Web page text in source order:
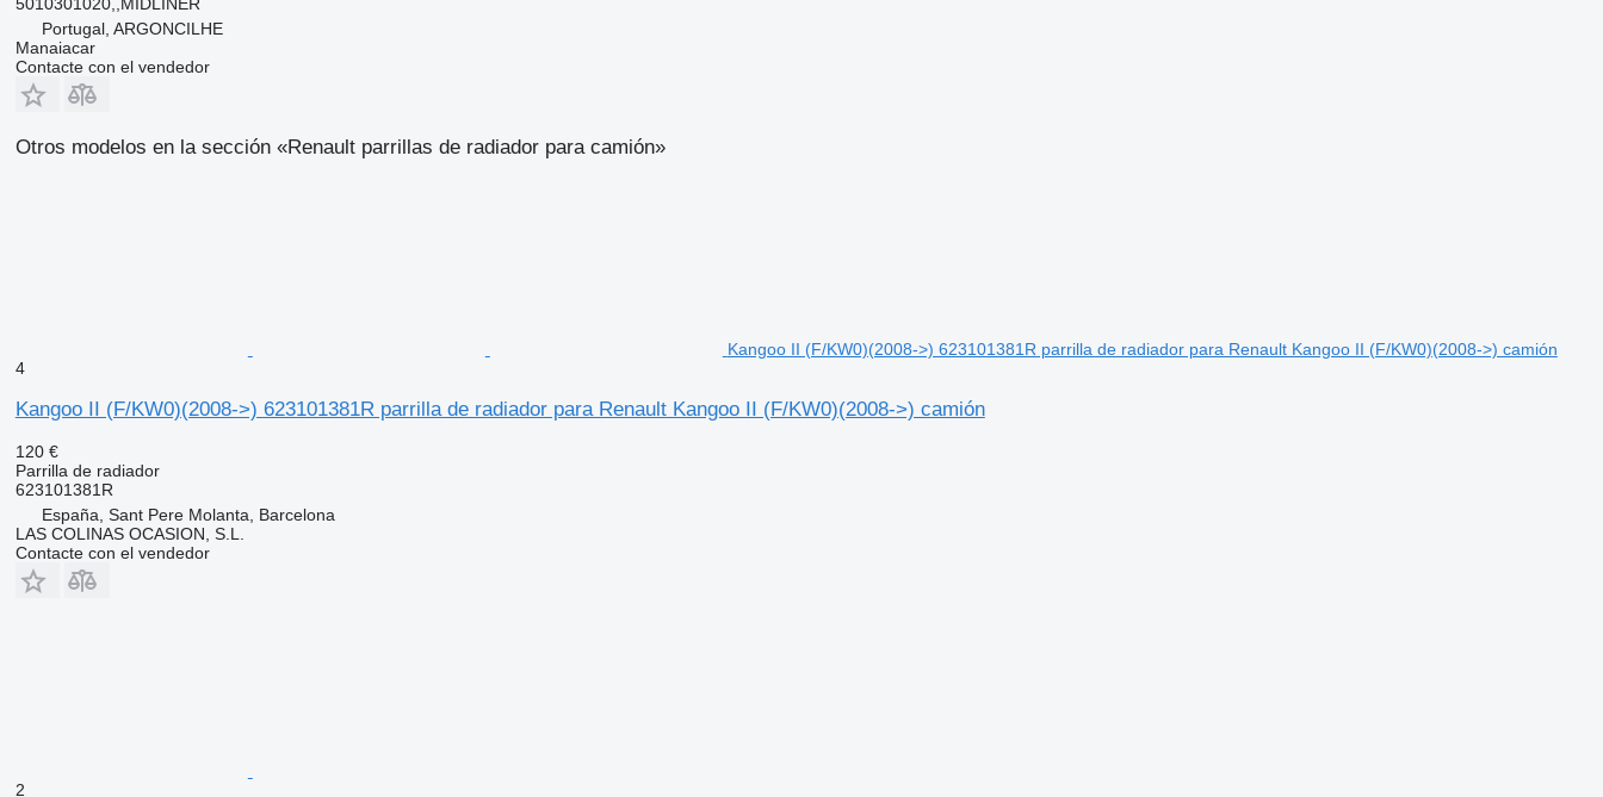
Portugal, ARGONCILHE
Manaiacar
Contacte con el vendedor
Otros modelos en la sección «Renault parrillas de radiador para camión»
Kangoo II (F/KW0)(2008->) 623101381R parrilla de radiador para Renault Kangoo II (F/KW0)(2008->) camión
4
Kangoo II (F/KW0)(2008->) 623101381R parrilla de radiador para Renault Kangoo II (F/KW0)(2008->) camión
120 €
Parrilla de radiador
623101381R
España, Sant Pere Molanta, Barcelona
LAS COLINAS OCASION, S.L.
Contacte con el vendedor
2